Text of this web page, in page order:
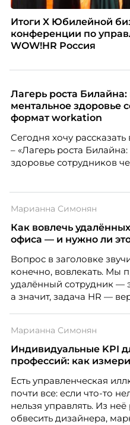
Итоги X Юбилейной
конференции по
WOW!HR Россия
Лагерь роста
ментальное здоровье
формат workation
Сегодня хочу
– «Лагерь роста
здоровье сотрудников
Марианна Симонян
Как вовлечь
офиса — и нужно ли
Вопрос в заголовке
конечно, вовлекать. Мы
удалённый сотрудник —
а значит, задача HR —
вовлечения, стоит
факте: данные говорят
подсказывает интуиция.
People Analytics,
МИФИ, автор книги «Дао
Марианна Симонян
Индивидуальные KPI
профессий: как
Есть управленческая
почти все: если что-то
нельзя управлять. Из
обвесить дизайнера,